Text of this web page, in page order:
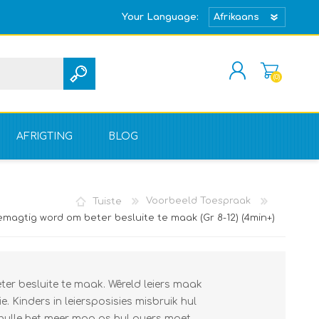
Your Language:
REGISTREER
TEKEN IN
(0)
AFRIGTING BLOG
Tuiste
Voorbeeld Toespraak
word om beter besluite te maak (Gr 8-12) (4min+)
besluite te maak. Wêreld leiers maak
Kinders in leiersposisies misbruik hul